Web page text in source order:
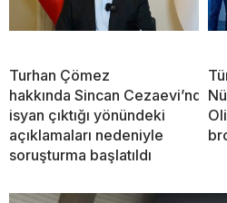
Turhan Çömez
hakkında Sincan Cezaevi’nde
isyan çıktığı yönündeki
açıklamaları nedeniyle
soruşturma başlatıldı